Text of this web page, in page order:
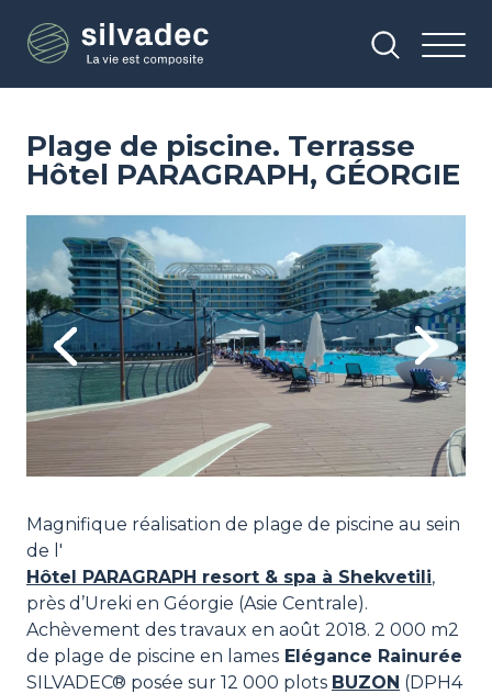
contenu
Plage de piscine. Terrasse
Hôtel PARAGRAPH, GÉORGIE
Previous
Image
Next
Magnifique réalisation de plage de piscine au sein
de l'
Hôtel PARAGRAPH resort & spa à Shekvetili,
près d’Ureki en Géorgie (Asie Centrale).
Achèvement des travaux en août 2018. 2 000 m2
de plage de piscine en lames Elégance Rainurée
SILVADEC® posée sur 12 000 plots BUZON (DPH4